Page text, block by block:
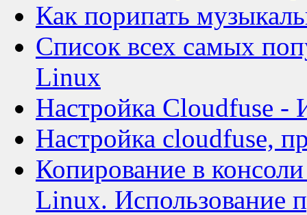
Как порипать
Список всех самых
Linux
Настройка Cloudfuse -
Настройка cloudfuse,
Копирование в
Linux. Использование